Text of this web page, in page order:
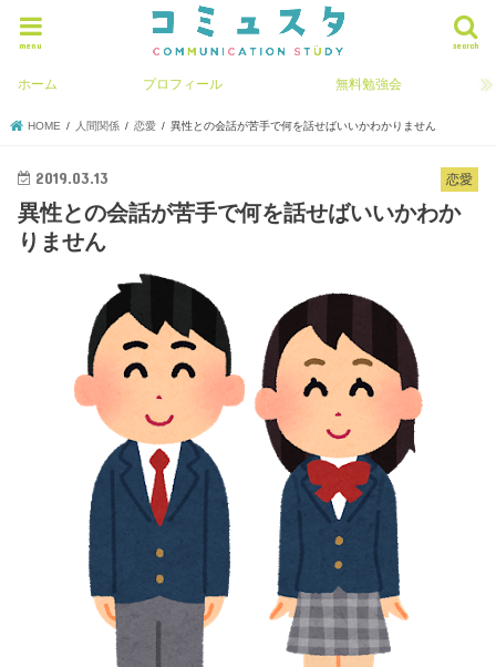
search
menu
ホーム プロフィール 無料勉強会
HOME 人間関係 恋愛 異性との会話が苦手で何を話せばいいかわかりません
恋愛
2019.03.13
異性との会話が苦手で何を話せばいいかわか
りません